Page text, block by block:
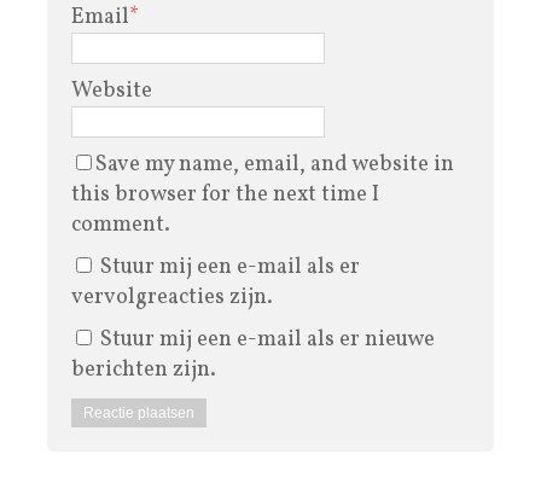
Email*
Website
Save my name, email, and website in
this browser for the next time I
comment.
Stuur mij een e-mail als er
vervolgreacties zijn.
Stuur mij een e-mail als er nieuwe
berichten zijn.